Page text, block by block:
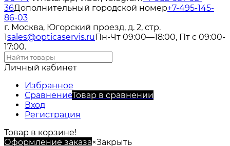
36Дополнительный городской номер+7-495-145-
86-03
г. Москва, Югорский проезд, д. 2, стр.
1sales@opticaservis.ruПн-Чт 09:00—18:00, Пт с 09:00-
17:00.
Личный кабинет
Избранное
СравнениеТовар в сравнении
Вход
Регистрация
Товар в корзине!
Оформление заказа×Закрыть